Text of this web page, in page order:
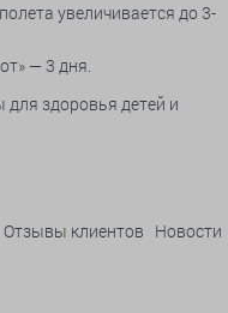
увеличивается до 3-
— 3 дня.
для здоровья детей и
Отзывы клиентов Новости